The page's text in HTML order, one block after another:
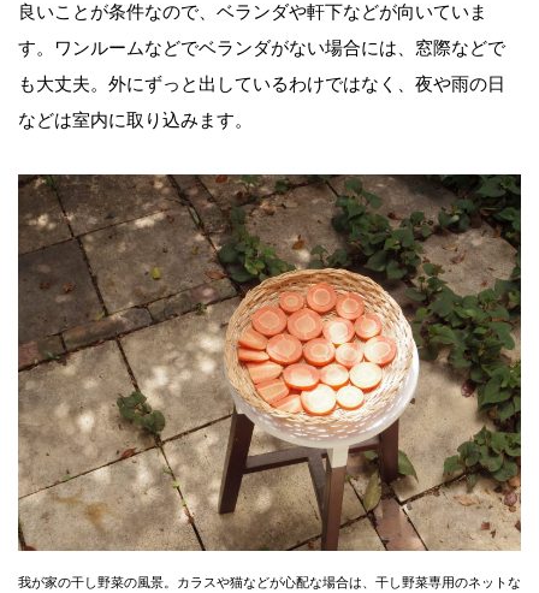
良いことが条件なので、ベランダや軒下などが向いていま
す。ワンルームなどでベランダがない場合には、窓際などで
も大丈夫。外にずっと出しているわけではなく、夜や雨の日
などは室内に取り込みます。
我が家の干し野菜の風景。カラスや猫などが心配な場合は、干し野菜専用のネットな